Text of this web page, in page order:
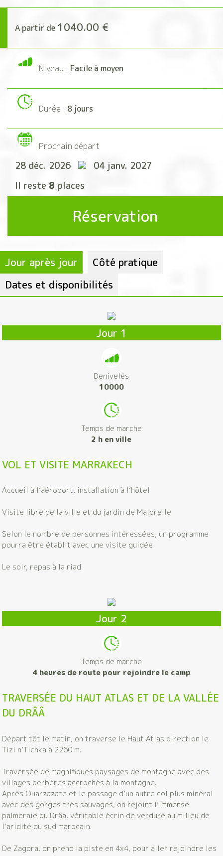
A partir de 1040.00 €
Niveau : Facile à moyen
Durée : 8 jours
Prochain départ
28 déc. 2026
04 janv. 2027
Il reste 8 places
Réservation
Jour après jour
Côté pratique
Dates et disponibilités
Jour 1
Denivelés
10000
Temps de marche
2 h en ville
VOL ET VISITE MARRAKECH
Accueil à l’aéroport, installation à l’hôtel
Visite libre de la ville et du jardin de Majorelle
Selon le nombre de personnes intéressées, un programme
pourra être établit avec une visite guidée
Le soir, repas à la riad
Jour 2
Temps de marche
4 heures de route pour rejoindre le camp
TRAVERSÉE DU HAUT ATLAS ET DE LA VALLÉE
DU DRÂÂ
Départ tôt le matin, on traverse le Haut Atlas direction le
Tizi n’Tichka à 2260 m.
Traversée de magnifiques paysages de montagne avec des
villages berbères accrochés à la montagne.
Après Ouarzazate et le passage d’un autre col plus minéral
avec des gorges très sauvages, on rejoint l’immense
palmeraie du Drâa, véritable écrin de verdure au milieu de
l’aridité du sud marocain.
De Zagora, on prend la piste en 4x4, pour aller rejoindre les